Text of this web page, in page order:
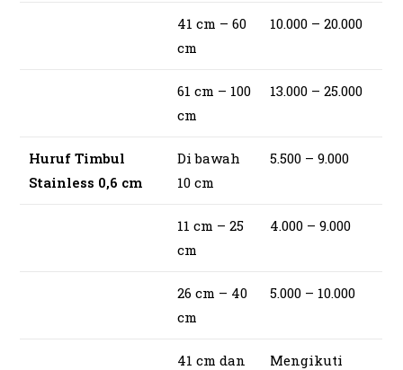
41 cm – 60
cm
10.000 – 20.000
61 cm – 100
cm
13.000 – 25.000
Huruf Timbul
Stainless 0,6 cm
Di bawah
10 cm
5.500 – 9.000
11 cm – 25
cm
4.000 – 9.000
26 cm – 40
cm
5.000 – 10.000
41 cm dan
Mengikuti